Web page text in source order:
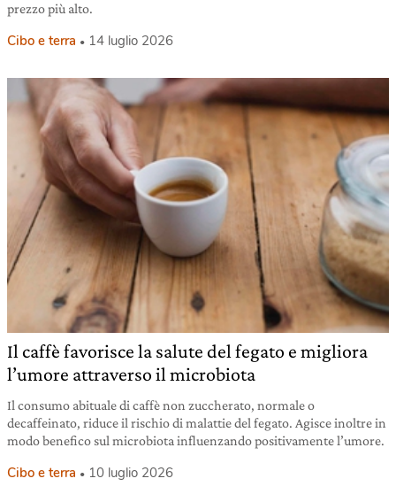
prezzo più alto.
Cibo e terra 14 luglio 2026
Il caffè favorisce la salute del fegato e migliora
l’umore attraverso il microbiota
Il consumo abituale di caffè non zuccherato, normale o
decaffeinato, riduce il rischio di malattie del fegato. Agisce inoltre in
modo benefico sul microbiota influenzando positivamente l’umore.
Cibo e terra 10 luglio 2026